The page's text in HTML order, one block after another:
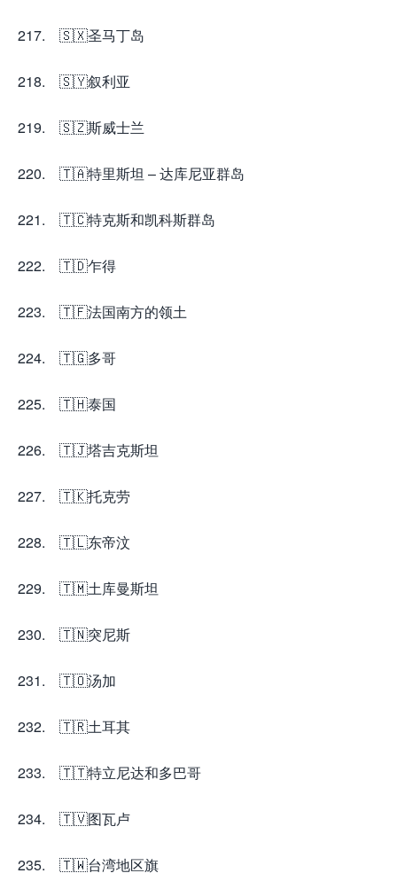
217. 🇸🇽圣马丁岛
218. 🇸🇾叙利亚
219. 🇸🇿斯威士兰
220. 🇹🇦特里斯坦 – 达库尼亚群岛
221. 🇹🇨特克斯和凯科斯群岛
222. 🇹🇩乍得
223. 🇹🇫法国南方的领土
224. 🇹🇬多哥
225. 🇹🇭泰国
226. 🇹🇯塔吉克斯坦
227. 🇹🇰托克劳
228. 🇹🇱东帝汶
229. 🇹🇲土库曼斯坦
230. 🇹🇳突尼斯
231. 🇹🇴汤加
232. 🇹🇷土耳其
233. 🇹🇹特立尼达和多巴哥
234. 🇹🇻图瓦卢
235. 🇹🇼台湾地区旗